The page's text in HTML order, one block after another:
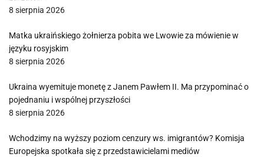
8 sierpnia 2026
Matka ukraińskiego żołnierza pobita we Lwowie za mówienie w
języku rosyjskim
8 sierpnia 2026
Ukraina wyemituje monetę z Janem Pawłem II. Ma przypominać o
pojednaniu i wspólnej przyszłości
8 sierpnia 2026
Wchodzimy na wyższy poziom cenzury ws. imigrantów? Komisja
Europejska spotkała się z przedstawicielami mediów